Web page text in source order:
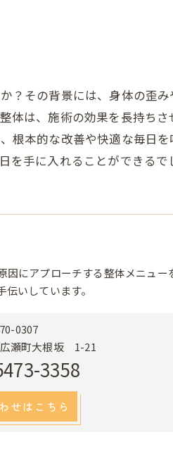
？その背景には、身体の歪
体は、施術の効果を長持ち
根本的な改善や快適な毎日
手に入れることができるで
にアプローチする整体メニュ
いしています。
0307
瀬町大根坂 1-21
3358
せはこちら